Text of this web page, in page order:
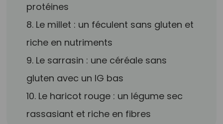
protéines
8. Le millet : un féculent sans gluten et
riche en nutriments
9. Le sarrasin : une céréale sans
gluten avec un IG bas
10. Le haricot rouge : un légume sec
rassasiant et riche en fibres